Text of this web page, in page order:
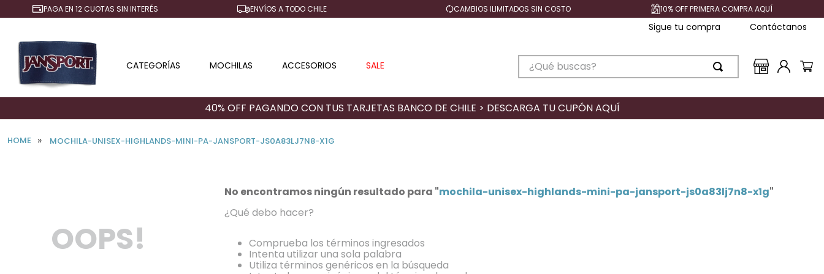
PAGA EN 12 CUOTAS SIN INTERÉS ENVÍOS A TODO CHILE CAMBIOS ILIMITADOS SIN COSTO 10% OFF PRIMERA COMPRA AQUÍ
Sigue tu compra Contáctanos
CATEGORÍAS MOCHILAS ACCESORIOS SALE ¿Qué buscas?
40% OFF PAGANDO CON TUS TARJETAS BANCO DE CHILE > DESCARGA TU CUPÓN AQUÍ
MOCHILA-UNISEX-HIGHLANDS-MINI-PA-JANSPORT-JS0A83LJ7N8-X1G
OOPS!
No encontramos ningún resultado para "mochila-unisex-highlands-mini-pa-jansport-js0a83lj7n8-x1g"
¿Qué debo hacer?
Comprueba los términos ingresados
Intenta utilizar una sola palabra
Utiliza términos genéricos en la búsqueda
1
mochilas
5.
superbreak
big student
8.
half pint